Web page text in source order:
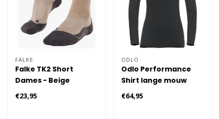
FALKE
Falke TK2 Short
Dames - Beige
€23,95
ODLO
Odlo Performance
Shirt lange mouw
€64,95